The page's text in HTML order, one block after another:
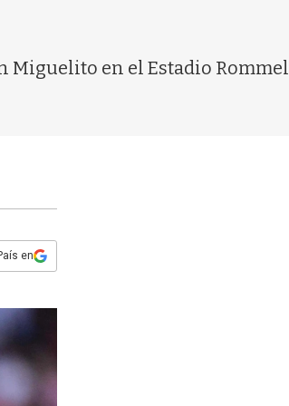
Miguelito en el Estadio Rommel
en